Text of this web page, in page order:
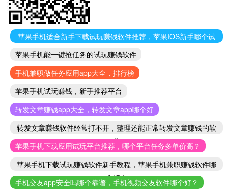
苹果手机适合新手下载试玩赚钱软件推荐，苹果IOS新手哪个试
玩赚钱软件好
苹果手机能一键抢任务的试玩赚钱软件
手机兼职做任务应用app大全，排行榜
苹果手机试玩赚钱，新手推荐平台
转发文章赚钱app大全，转发文章app哪个好
转发文章赚钱软件经常打不开，整理还能正常转发文章赚钱的软
件
苹果手机下载应用试玩平台推荐，哪个平台任务多单价高？
苹果手机下载试玩赚钱软件新手教程，苹果手机兼职赚钱软件哪
个好！
手机交友app安全吗哪个靠谱，手机视频交友软件哪个好？